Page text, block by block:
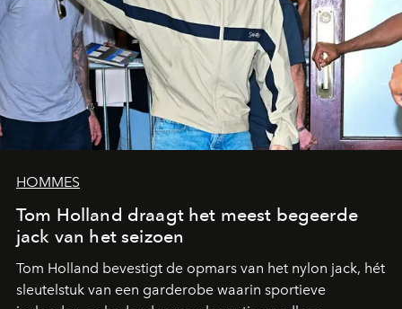
HOMMES
Tom Holland draagt het meest begeerde
jack van het seizoen
Tom Holland bevestigt de opmars van het nylon jack, hét
sleutelstuk van een garderobe waarin sportieve